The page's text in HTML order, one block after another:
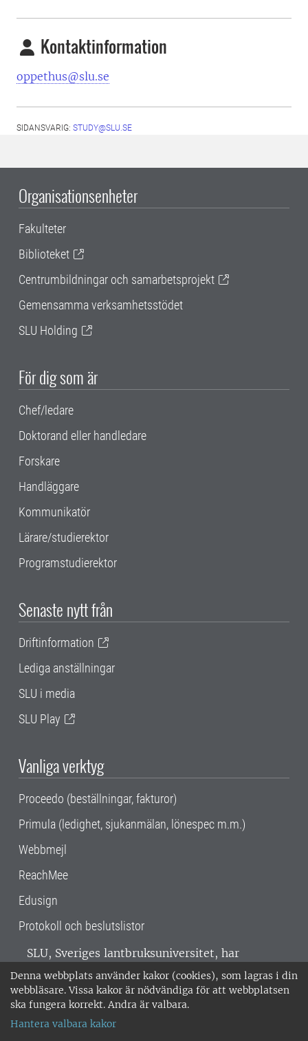
Denna webbplats använder kakor (cookies), som lagras i din
webbläsare. Vissa kakor är nödvändiga för att webbplatsen
ska fungera korrekt. Andra är valbara.
Hantera valbara kakor
Kontaktinformation
oppethus@slu.se
SIDANSVARIG: STUDY@SLU.SE
Organisationsenheter
Fakulteter
Biblioteket
Centrumbildningar och samarbetsprojekt
Gemensamma verksamhetsstödet
SLU Holding
För dig som är
Chef/ledare
Doktorand eller handledare
Forskare
Handläggare
Kommunikatör
Lärare/studierektor
Programstudierektor
Senaste nytt från
Driftinformation
Lediga anställningar
SLU i media
SLU Play
Vanliga verktyg
Proceedo (beställningar, fakturor)
Primula (ledighet, sjukanmälan, lönespec m.m.)
Webbmejl
ReachMee
Edusign
Protokoll och beslutslistor
SLU, Sveriges lantbruksuniversitet, har
verksamhet över hela Sverige. Huvudorter är
Alnarp, Uppsala och Umeå.SLU är
miljöcertifierat enligt ISO 14001. •
018-67 10 00 • Org nr: 202100-2817 •